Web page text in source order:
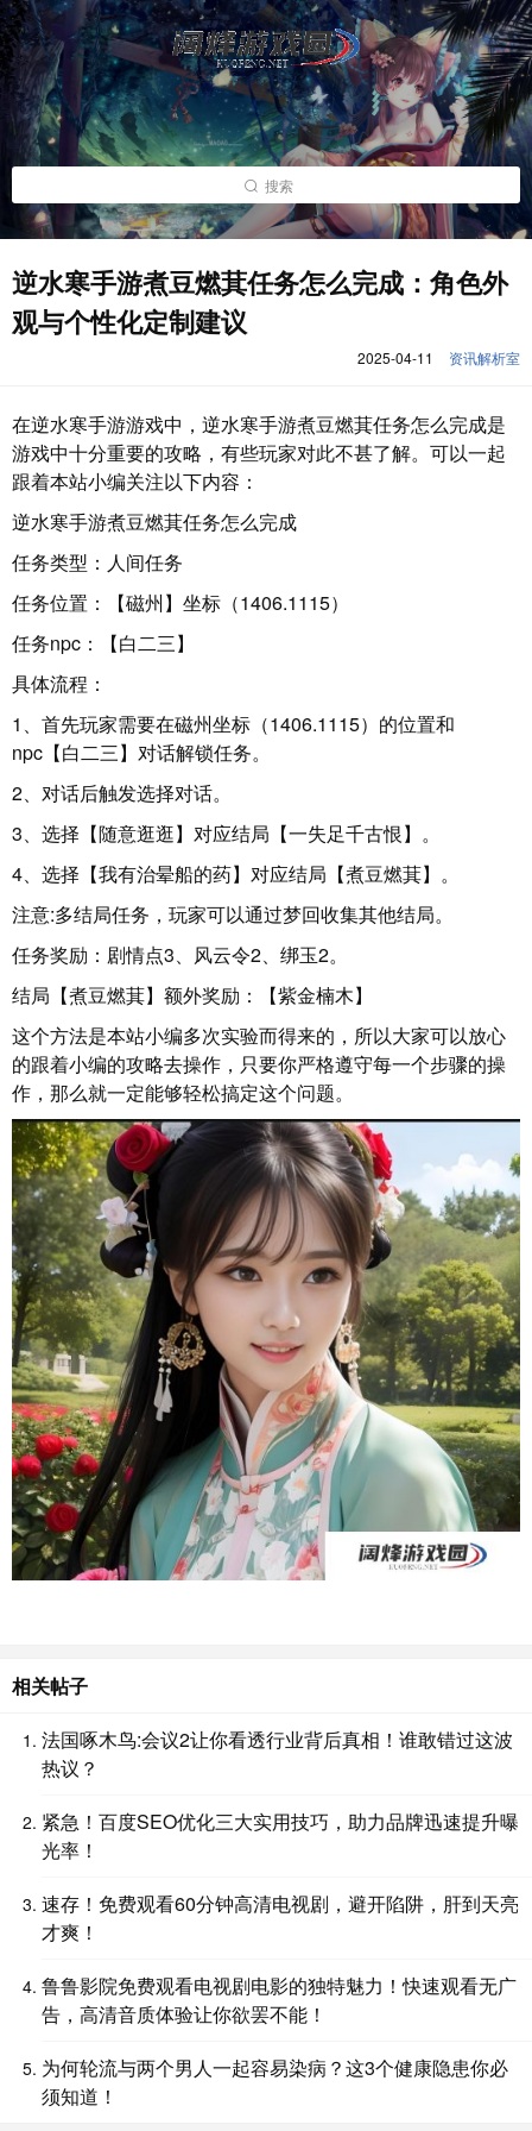
搜索
逆水寒手游煮豆燃萁任务怎么完成：角色外
观与个性化定制建议
2025-04-11 资讯解析室
在逆水寒手游游戏中，逆水寒手游煮豆燃萁任务怎么完成是
游戏中十分重要的攻略，有些玩家对此不甚了解。可以一起
跟着本站小编关注以下内容：
逆水寒手游煮豆燃萁任务怎么完成
任务类型：人间任务
任务位置：【磁州】坐标（1406.1115）
任务npc：【白二三】
具体流程：
1、首先玩家需要在磁州坐标（1406.1115）的位置和
npc【白二三】对话解锁任务。
2、对话后触发选择对话。
3、选择【随意逛逛】对应结局【一失足千古恨】。
4、选择【我有治晕船的药】对应结局【煮豆燃萁】。
注意:多结局任务，玩家可以通过梦回收集其他结局。
任务奖励：剧情点3、风云令2、绑玉2。
结局【煮豆燃萁】额外奖励：【紫金楠木】
这个方法是本站小编多次实验而得来的，所以大家可以放心
的跟着小编的攻略去操作，只要你严格遵守每一个步骤的操
作，那么就一定能够轻松搞定这个问题。
相关帖子
法国啄木鸟:会议2让你看透行业背后真相！谁敢错过这波
热议？
紧急！百度SEO优化三大实用技巧，助力品牌迅速提升曝
光率！
速存！免费观看60分钟高清电视剧，避开陷阱，肝到天亮
才爽！
鲁鲁影院免费观看电视剧电影的独特魅力！快速观看无广
告，高清音质体验让你欲罢不能！
为何轮流与两个男人一起容易染病？这3个健康隐患你必
须知道！